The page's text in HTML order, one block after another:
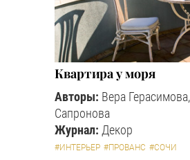
Квартира у моря
Авторы: Вера
Сапронова
Журнал: Декор
#ИНТЕРЬЕР #ПРОВАНС #СОЧИ